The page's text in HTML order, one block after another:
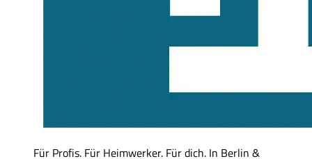
Für Profis. Für Heimwerker. Für dich. In Berlin &